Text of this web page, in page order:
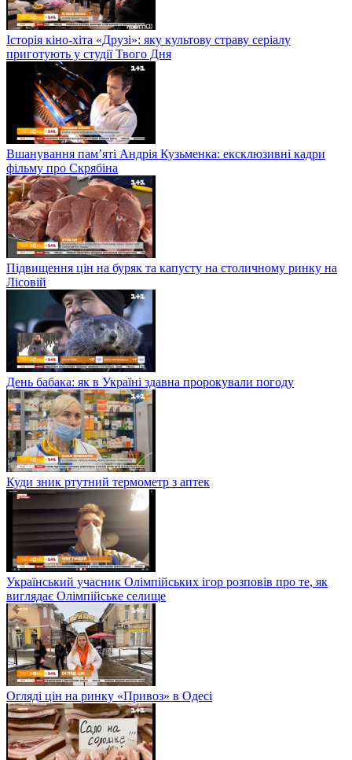
Історія кіно-хіта «Друзі»: яку культову страву серіалу
приготують у студії Твого Дня
Вшанування пам’яті Андрія Кузьменка: ексклюзивні кадри
фільму про Скрябіна
Підвищення цін на буряк та капусту на столичному ринку на
Лісовій
День бабака: як в Україні здавна пророкували погоду
Куди зник ртутний термометр з аптек
Український учасник Олімпійських ігор розповів про те, як
виглядає Олімпійське селище
Огляді цін на ринку «Привоз» в Одесі